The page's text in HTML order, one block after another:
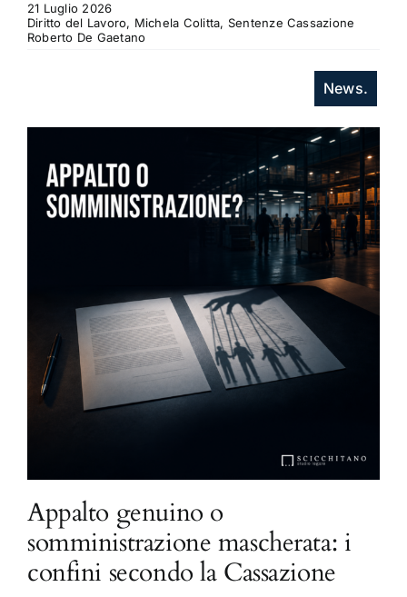
21 Luglio 2026
Diritto del Lavoro, Michela Colitta, Sentenze Cassazione
Roberto De Gaetano
News.
Appalto genuino o
somministrazione mascherata: i
confini secondo la Cassazione